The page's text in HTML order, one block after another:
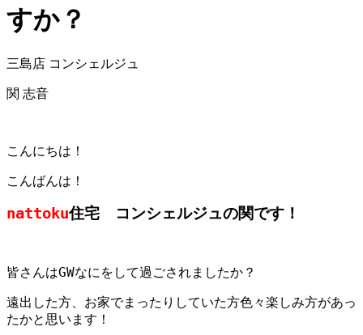
すか？
三島店 コンシェルジュ
関 志音
こんにちは！
こんばんは！
nattoku住宅 コンシェルジュの関です！
皆さんはGWなにをして過ごされましたか？
遠出した方、お家でまったりしていた方色々楽しみ方があっ
たかと思います！